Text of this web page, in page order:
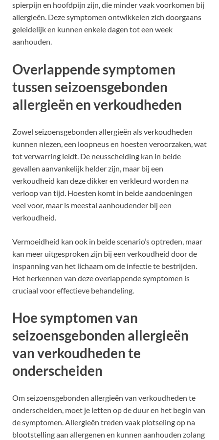
spierpijn en hoofdpijn zijn, die minder vaak voorkomen bij
allergieën. Deze symptomen ontwikkelen zich doorgaans
geleidelijk en kunnen enkele dagen tot een week
aanhouden.
Overlappende symptomen
tussen seizoensgebonden
allergieën en verkoudheden
Zowel seizoensgebonden allergieën als verkoudheden
kunnen niezen, een loopneus en hoesten veroorzaken, wat
tot verwarring leidt. De neusscheiding kan in beide
gevallen aanvankelijk helder zijn, maar bij een
verkoudheid kan deze dikker en verkleurd worden na
verloop van tijd. Hoesten komt in beide aandoeningen
veel voor, maar is meestal aanhoudender bij een
verkoudheid.
Vermoeidheid kan ook in beide scenario’s optreden, maar
kan meer uitgesproken zijn bij een verkoudheid door de
inspanning van het lichaam om de infectie te bestrijden.
Het herkennen van deze overlappende symptomen is
cruciaal voor effectieve behandeling.
Hoe symptomen van
seizoensgebonden allergieën
van verkoudheden te
onderscheiden
Om seizoensgebonden allergieën van verkoudheden te
onderscheiden, moet je letten op de duur en het begin van
de symptomen. Allergieën treden vaak plotseling op na
blootstelling aan allergenen en kunnen aanhouden zolang